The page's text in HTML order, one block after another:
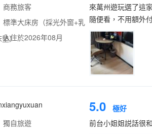
商務旅客
標準大床房（採光外窗+乳
墊）
入住於2026年08月
來萬州遊玩選了這
隨便看，不用額外
獨自旅遊
5.0 極好
前台小姐姐説話很